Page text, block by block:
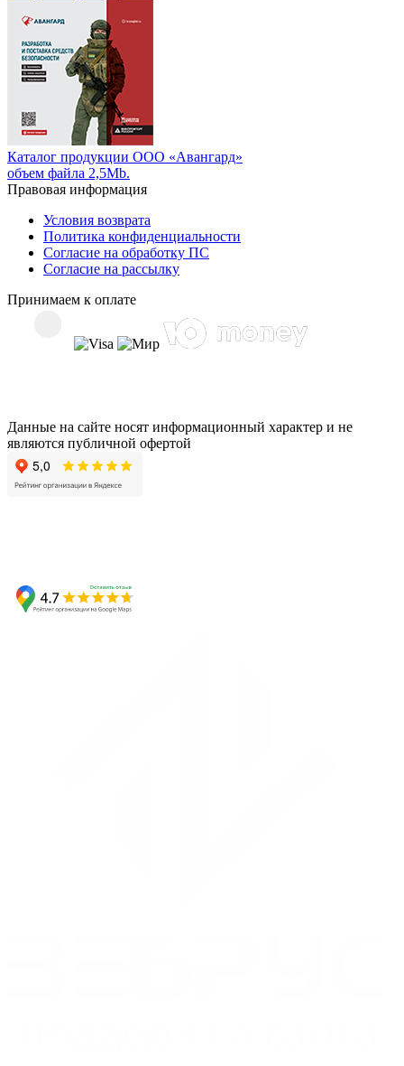
Каталог продукции ООО «Авангард»
объем файла 2,5Mb.
Правовая информация
Условия возврата
Политика конфиденциальности
Согласие на обработку ПС
Согласие на рассылку
Принимаем к оплате
Данные на сайте носят информационный характер и не
являются публичной офертой